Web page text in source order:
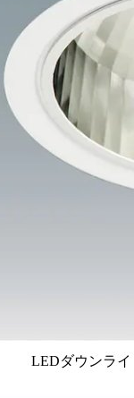
LEDダウンラ